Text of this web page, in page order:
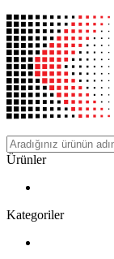
Ürünler
Kategoriler